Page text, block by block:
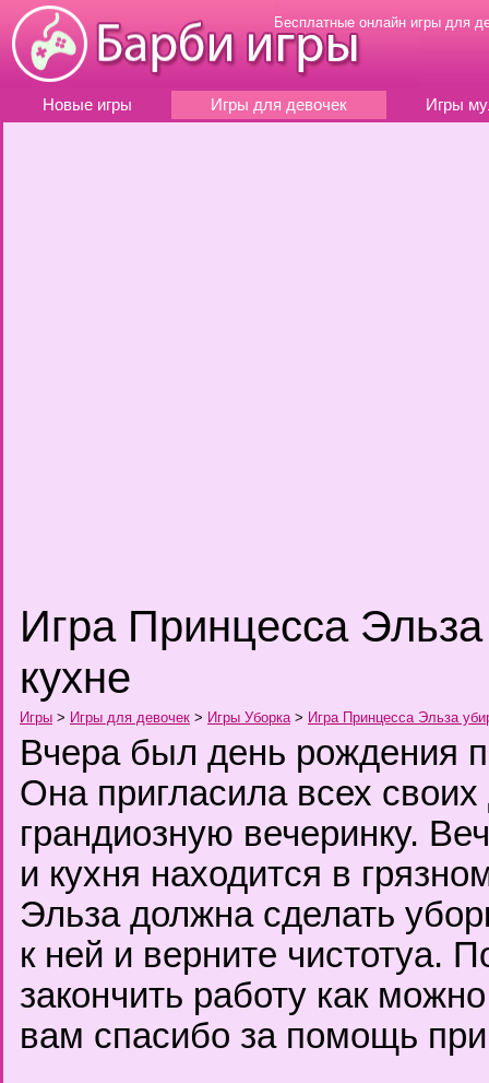
Бесплатные онлайн игры для
Новые игры Игры для девочек Игры
Игра Принцесса
кухне
Игры > Игры для девочек > Игры Уборка> Игра Принцесса Эльза
Вчера был день рождения
Она пригласила всех
грандиозную вечеринку.
и кухня находится в
Эльза должна сделать
к ней и верните чистотуа.
закончить работу как
вам спасибо за помощь